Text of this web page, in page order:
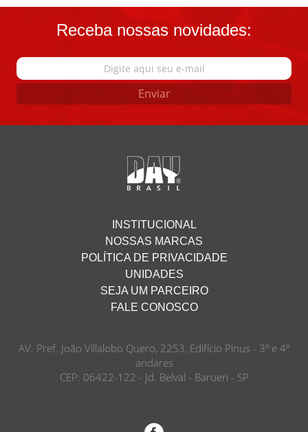
Receba nossas novidades:
Enviar
INSTITUCIONAL
NOSSAS MARCAS
POLÍTICA DE PRIVACIDADE
UNIDADES
SEJA UM PARCEIRO
FALE CONOSCO
AV. Pref. João Villalobo Quero, 2253, Edifício Pinus - 3º e 4º
andares
CEP: 06422-122 - Jd. Belval - Barueri - SP